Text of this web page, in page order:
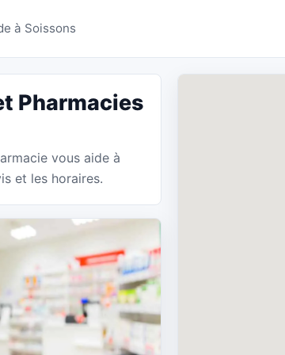
-
à Soissons
Pharmacies
vous aide à
et les horaires.